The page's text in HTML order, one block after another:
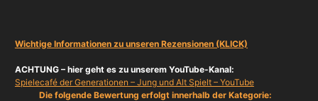
Wichtige Informationen zu unseren Rezensionen (KLICK)
ACHTUNG – hier geht es zu unserem YouTube-Kanal:
Spielecafé der Generationen – Jung und Alt Spielt – YouTube
Die folgende Bewertung erfolgt innerhalb der Kategorie: